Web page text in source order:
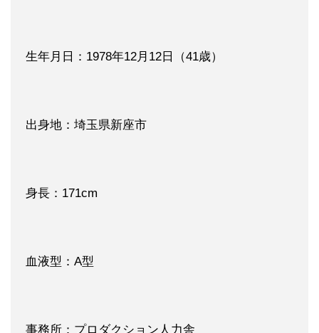
生年月日：1978年12月12日（41歳）
出身地：埼玉県新座市
身長：171cm
血液型：A型
事務所：プロダクション人力舎